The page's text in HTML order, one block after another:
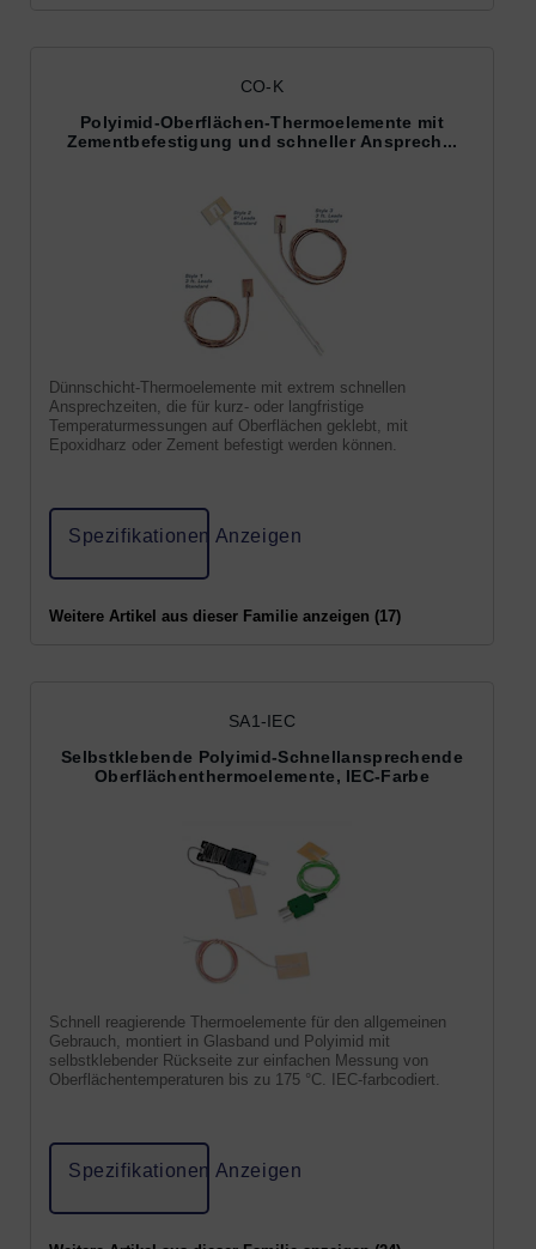
CO-K
Polyimid-Oberflächen-Thermoelemente mit
Zementbefestigung und schneller Ansprech...
Dünnschicht-Thermoelemente mit extrem schnellen
Ansprechzeiten, die für kurz- oder langfristige
Temperaturmessungen auf Oberflächen geklebt, mit
Epoxidharz oder Zement befestigt werden können.
Spezifikationen Anzeigen
Weitere Artikel aus dieser Familie anzeigen (17)
SA1-IEC
Selbstklebende Polyimid-Schnellansprechende
Oberflächenthermoelemente, IEC-Farbe
Schnell reagierende Thermoelemente für den allgemeinen
Gebrauch, montiert in Glasband und Polyimid mit
selbstklebender Rückseite zur einfachen Messung von
Oberflächentemperaturen bis zu 175 °C. IEC-farbcodiert.
Spezifikationen Anzeigen